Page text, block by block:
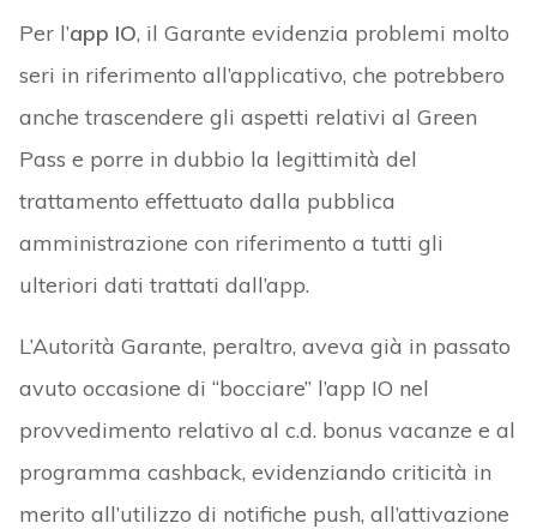
Per l’app IO, il Garante evidenzia problemi molto
seri in riferimento all’applicativo, che potrebbero
anche trascendere gli aspetti relativi al Green
Pass e porre in dubbio la legittimità del
trattamento effettuato dalla pubblica
amministrazione con riferimento a tutti gli
ulteriori dati trattati dall’app.
L’Autorità Garante, peraltro, aveva già in passato
avuto occasione di “bocciare” l’app IO nel
provvedimento relativo al c.d. bonus vacanze e al
programma cashback, evidenziando criticità in
merito all’utilizzo di notifiche push, all’attivazione